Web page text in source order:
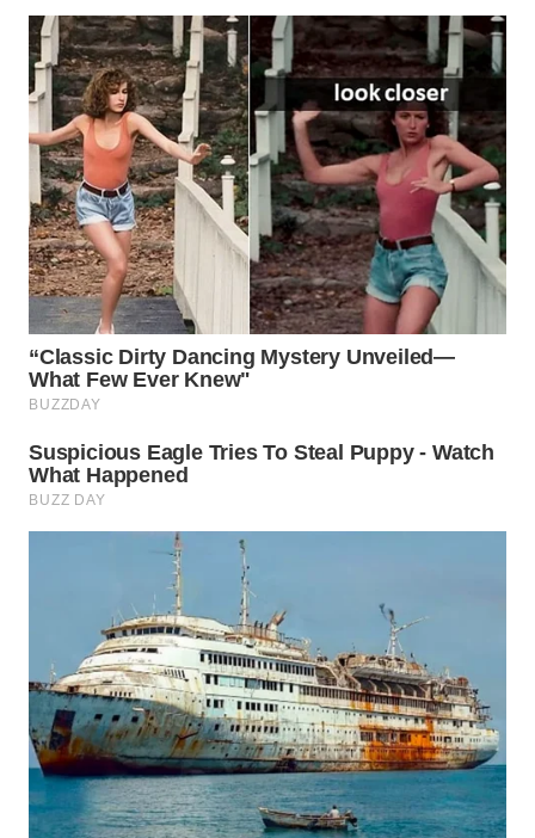
TRAVEL
WAHANA
TV
WAHANANEWS
ID
WAHANANEWS
CO ID
WAHANANEWS
NET
SPORT
SELEB
WAHANA
PERSONA
WAHANA
OTOMOTIF